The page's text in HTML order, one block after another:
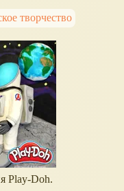
творчество
Play-Doh.